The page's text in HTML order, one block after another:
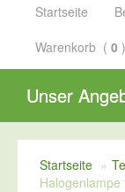
Startseite
Warenkorb ( 0
Unser
Startseite »